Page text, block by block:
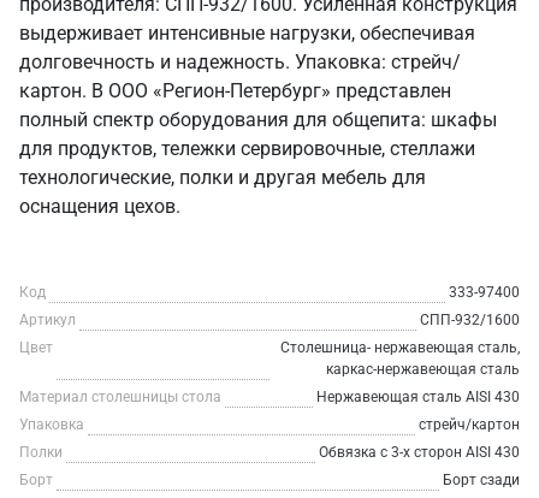
выдерживает интенсивные нагрузки, обеспечивая
долговечность и надежность. Упаковка: стрейч/
картон. В ООО «Регион-Петербург» представлен
полный спектр оборудования для общепита: шкафы
для продуктов, тележки сервировочные, стеллажи
технологические, полки и другая мебель для
оснащения цехов.
Код
333-97400
Артикул
СПП-932/1600
Цвет
Столешница- нержавеющая сталь,
каркас-нержавеющая сталь
Материал столешницы стола
Нержавеющая сталь AISI 430
Упаковка
стрейч/картон
Полки
Обвязка с 3-х сторон AISI 430
Борт
Борт сзади